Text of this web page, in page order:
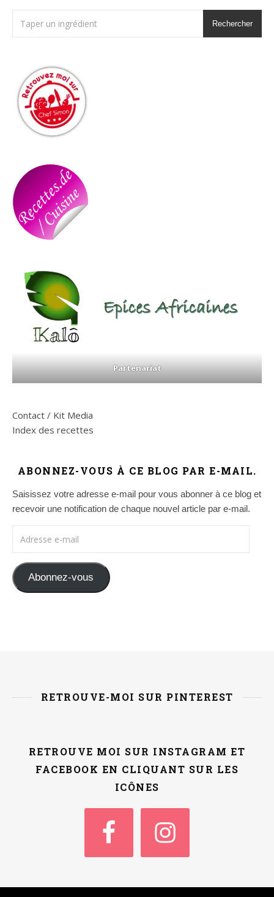
Rechercher
Partenariat
Contact / Kit Media
Index des recettes
ABONNEZ-VOUS À CE BLOG PAR E-MAIL.
Saisissez votre adresse e-mail pour vous abonner à ce blog et
recevoir une notification de chaque nouvel article par e-mail.
Abonnez-vous
RETROUVE-MOI SUR PINTEREST
RETROUVE MOI SUR INSTAGRAM ET
FACEBOOK EN CLIQUANT SUR LES
ICÔNES